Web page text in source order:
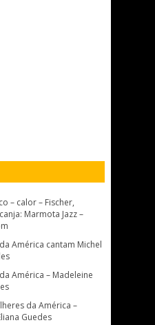
– calor – Fischer,
Marmota Jazz –
América cantam Michel
América – Madeleine
da América –
Guedes